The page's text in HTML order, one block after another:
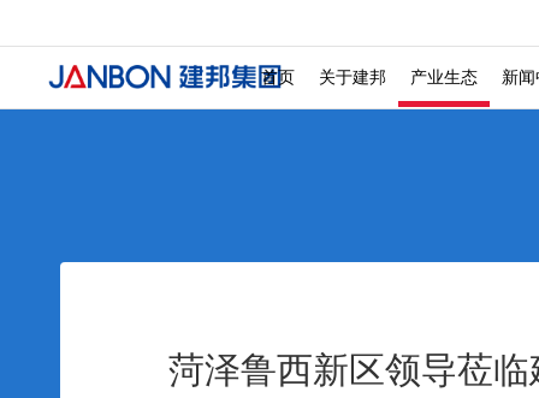
首页 关于建邦 产业生态 新
文化商业 ——— 城
菏泽鲁西新区领导莅